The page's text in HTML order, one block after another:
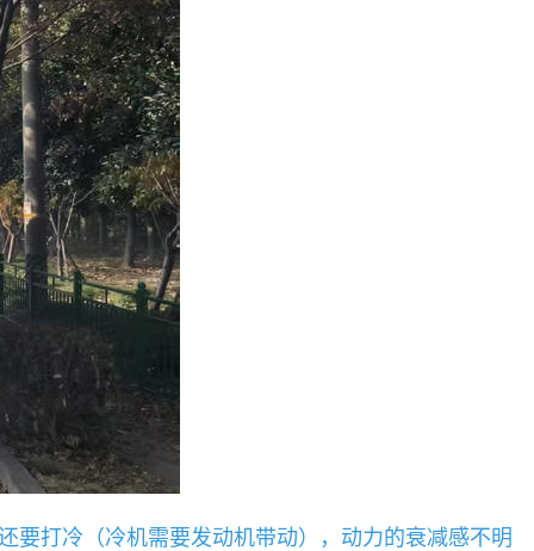
要打冷（冷机需要发动机带动），动力的衰减感不明